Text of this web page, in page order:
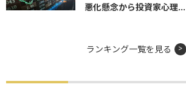
悪化懸念から投資家心理...
ランキング一覧を見る